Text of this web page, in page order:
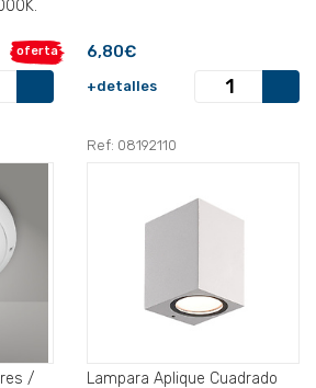
oferta 6,80€
+detalles
/
Ref: 08192110
Lampara Aplique Cuadrado